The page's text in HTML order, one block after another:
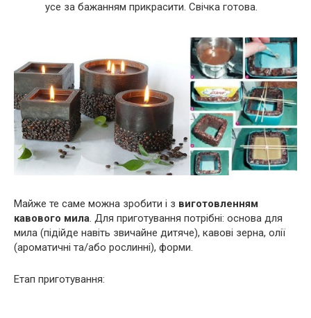
усе за бажанням прикрасити. Свічка готова.
Майже те саме можна зробити і з виготовленням
кавового мила . Для приготування потрібні: основа для
мила (підійде навіть звичайне дитяче), кавові зерна, олії
(ароматичні та/або рослинні), форми.
Етап приготування: